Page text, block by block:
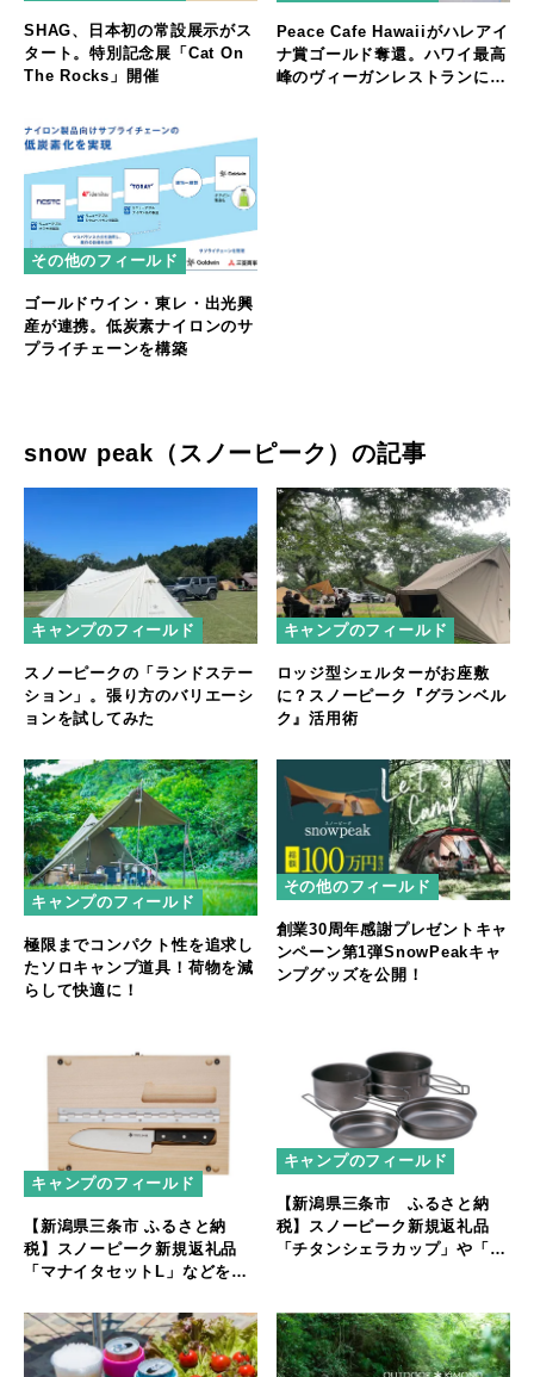
SHAG、日本初の常設展示がス
タート。特別記念展「Cat On
The Rocks」開催
Peace Cafe Hawaiiがハレアイ
ナ賞ゴールド奪還。ハワイ最高
峰のヴィーガンレストランに返
その他のフィールド
ゴールドウイン・東レ・出光興
産が連携。低炭素ナイロンのサ
プライチェーンを構築
snow peak（スノーピーク）の記事
キャンプのフィールド
スノーピークの「ランドステー
ション」。張り方のバリエーシ
ョンを試してみた
キャンプのフィールド
ロッジ型シェルターがお座敷
に？スノーピーク『グランベル
ク』活用術
キャンプのフィールド
極限までコンパクト性を追求し
たソロキャンプ道具！荷物を減
らして快適に！
その他のフィールド
創業30周年感謝プレゼントキャ
ンペーン第1弾SnowPeakキャ
ンプグッズを公開！
キャンプのフィールド
【新潟県三条市 ふるさと納
税】スノーピーク新規返礼品
「マナイタセットL」などを出
キャンプのフィールド
【新潟県三条市 ふるさと納
税】スノーピーク新規返礼品
「チタンシェラカップ」や「チ